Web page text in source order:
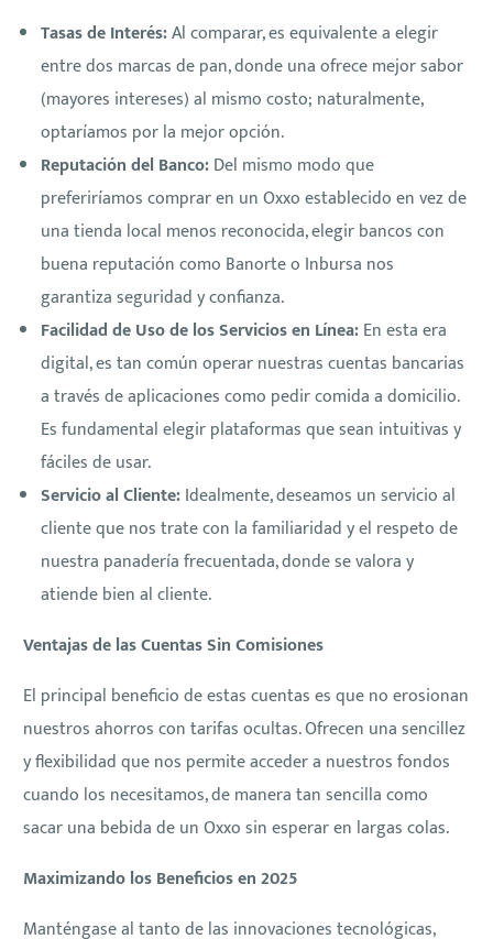
Tasas de Interés:Al comparar, es equivalente a elegir
entre dos marcas de pan, donde una ofrece mejor sabor
(mayores intereses) al mismo costo; naturalmente,
optaríamos por la mejor opción.
Reputación del Banco:Del mismo modo que
preferiríamos comprar en un Oxxo establecido en vez de
una tienda local menos reconocida, elegir bancos con
buena reputación como Banorte o Inbursa nos
garantiza seguridad y confianza.
Facilidad de Uso de los Servicios en Línea:En esta era
digital, es tan común operar nuestras cuentas bancarias
a través de aplicaciones como pedir comida a domicilio.
Es fundamental elegir plataformas que sean intuitivas y
fáciles de usar.
Servicio al Cliente:Idealmente, deseamos un servicio al
cliente que nos trate con la familiaridad y el respeto de
nuestra panadería frecuentada, donde se valora y
atiende bien al cliente.
Ventajas de las Cuentas Sin Comisiones
El principal beneficio de estas cuentas es que no erosionan
nuestros ahorros con tarifas ocultas. Ofrecen una sencillez
y flexibilidad que nos permite acceder a nuestros fondos
cuando los necesitamos, de manera tan sencilla como
sacar una bebida de un Oxxo sin esperar en largas colas.
Maximizando los Beneficios en 2025
Manténgase al tanto de las innovaciones tecnológicas,